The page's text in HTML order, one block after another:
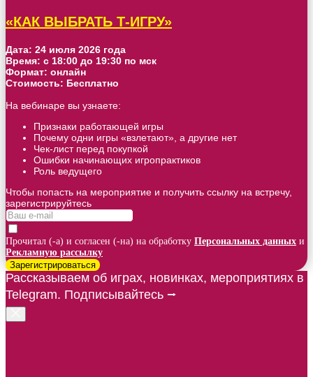
«КАК ВЫБРАТЬ Т-ИГРУ»
Дата: 24 июля 2026 года
Время: с 18:00 до 19:30 по мск
Формат: онлайн
Стоимость: Бесплатно
На вебинаре вы узнаете:
Признаки работающей игры
Почему одни игры «взлетают», а другие нет
Чек-лист перед покупкой
Ошибки начинающих игропрактиков
Роль ведущего
Чтобы попасть на мероприятие и получить ссылку на встречу,
зарегистрируйтесь
Прочитал (-а) и согласен (-на) на обработку Персональных данных и
Рекламную рассылку
Зарегистрироваться
Рассказываем об играх, новинках, мероприятиях в
Telegram. Подписывайтесь ⭢